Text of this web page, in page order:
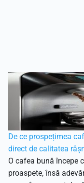
De ce prospețimea
direct de calitatea
O cafea bună începe
proaspete, însă